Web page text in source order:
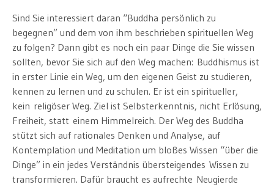
Sind Sie interessiert daran “Buddha persönlich zu
begegnen” und dem von ihm beschrieben spirituellen Weg
zu folgen? Dann gibt es noch ein paar Dinge die Sie wissen
sollten, bevor Sie sich auf den Weg machen: Buddhismus ist
in erster Linie ein Weg, um den eigenen Geist zu studieren,
kennen zu lernen und zu schulen. Er ist ein spiritueller,
kein religöser Weg. Ziel ist Selbsterkenntnis, nicht Erlösung,
Freiheit, statt einem Himmelreich. Der Weg des Buddha
stützt sich auf rationales Denken und Analyse, auf
Kontemplation und Meditation um bloßes Wissen “über die
Dinge” in ein jedes Verständnis übersteigendes Wissen zu
transformieren. Dafür braucht es aufrechte Neugierde